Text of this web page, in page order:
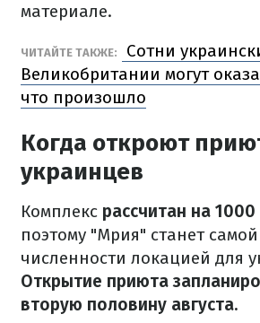
материале.
ЧИТАЙТЕ ТАКЖЕ:
Сотни
Великобритании могут
что произошло
Когда откроют
украинцев
Комплекс рассчитан на
поэтому "Мрия" станет
численности локацией для
Открытие приюта
вторую половину августа.